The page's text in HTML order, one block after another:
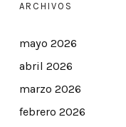
ARCHIVOS
mayo 2026
abril 2026
marzo 2026
febrero 2026